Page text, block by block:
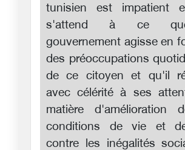
tunisien est impatient
s'attend à ce
gouvernement agisse en
des préoccupations
de ce citoyen et qu'il
avec célérité à ses
matière d'amélioration
conditions de vie et
contre les inégalités